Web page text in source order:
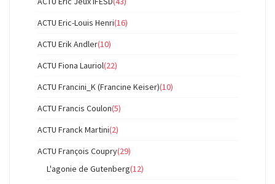
ACTU Eric-Louis Henri(16)
ACTU Erik Andler(10)
ACTU Fiona Lauriol(22)
ACTU Francini_K (Francine Keiser)(10)
ACTU Francis Coulon(5)
ACTU Franck Martini(2)
ACTU François Coupry(29)
L'agonie de Gutenberg(12)